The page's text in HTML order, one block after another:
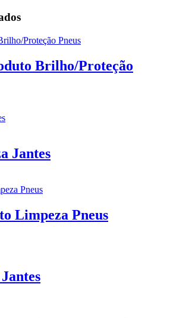
Brilho/Proteção
Jantes
Limpeza Pneus